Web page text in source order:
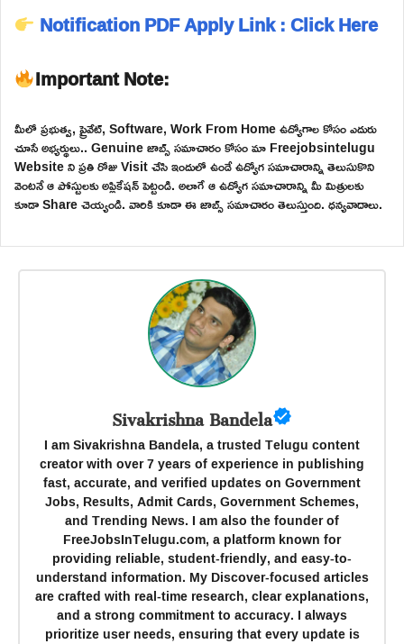
Notification PDFApply Link : Click Here
Important Note:
మీలో ప్రభుత్వ, ప్రైవేట్, Software, Work From Home ఉద్యోగాల కోసం ఎదురు
చూసే అభ్యర్థులు.. Genuine జాబ్స్ సమాచారం కోసం మా Freejobsintelugu
Website ని ప్రతి రోజు Visit చేసి ఇందులో ఉండే ఉద్యోగ సమాచారాన్ని తెలుసుకొని
వెంటనే ఆ పోస్టులకు అప్లికేషన్ పెట్టండి. అలాగే ఆ ఉద్యోగ సమాచారాన్ని మీ మిత్రులకు
కూడా Share చెయ్యండి. వారికి కూడా ఈ జాబ్స్ సమాచారం తెలుస్తుంది. ధన్యవాదాలు.
Sivakrishna Bandela
I am Sivakrishna Bandela, a trusted Telugu content
creator with over 7 years of experience in publishing
fast, accurate, and verified updates on Government
Jobs, Results, Admit Cards, Government Schemes,
and Trending News. I am also the founder of
FreeJobsInTelugu.com, a platform known for
providing reliable, student-friendly, and easy-to-
understand information. My Discover-focused articles
are crafted with real-time research, clear explanations,
and a strong commitment to accuracy. I always
prioritize user needs, ensuring that every update is